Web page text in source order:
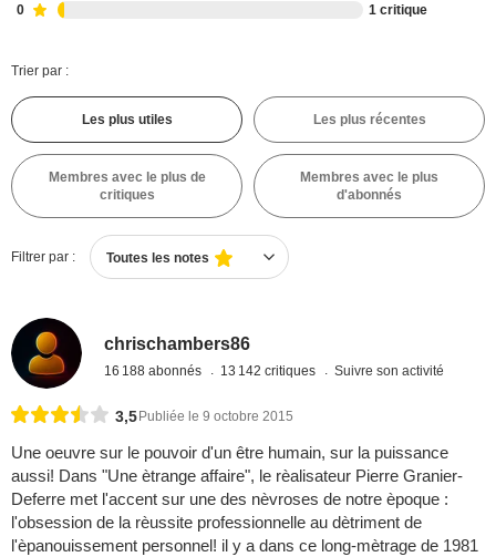
0 1 critique
Trier par :
Les plus utiles Les plus récentes
Membres avec le plus de
critiques
Membres avec le plus
d'abonnés
Filtrer par : Toutes les notes
chrischambers86
16 188 abonnés 13 142 critiques Suivre son activité
3,5 Publiée le 9 octobre 2015
Une oeuvre sur le pouvoir d'un être humain, sur la puissance
aussi! Dans "Une ètrange affaire", le rèalisateur Pierre Granier-
Deferre met l'accent sur une des nèvroses de notre èpoque :
l'obsession de la rèussite professionnelle au dètriment de
l'èpanouissement personnel! il y a dans ce long-mètrage de 1981